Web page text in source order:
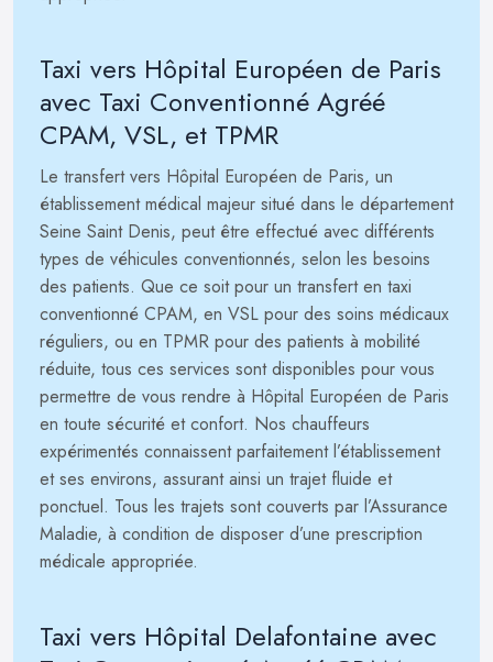
Taxi vers Hôpital Européen de Paris
avec Taxi Conventionné Agréé
CPAM, VSL, et TPMR
Le transfert vers Hôpital Européen de Paris, un
établissement médical majeur situé dans le département
Seine Saint Denis, peut être effectué avec différents
types de véhicules conventionnés, selon les besoins
des patients. Que ce soit pour un transfert en taxi
conventionné CPAM, en VSL pour des soins médicaux
réguliers, ou en TPMR pour des patients à mobilité
réduite, tous ces services sont disponibles pour vous
permettre de vous rendre à Hôpital Européen de Paris
en toute sécurité et confort. Nos chauffeurs
expérimentés connaissent parfaitement l’établissement
et ses environs, assurant ainsi un trajet fluide et
ponctuel. Tous les trajets sont couverts par l’Assurance
Maladie, à condition de disposer d’une prescription
médicale appropriée.
Taxi vers Hôpital Delafontaine avec